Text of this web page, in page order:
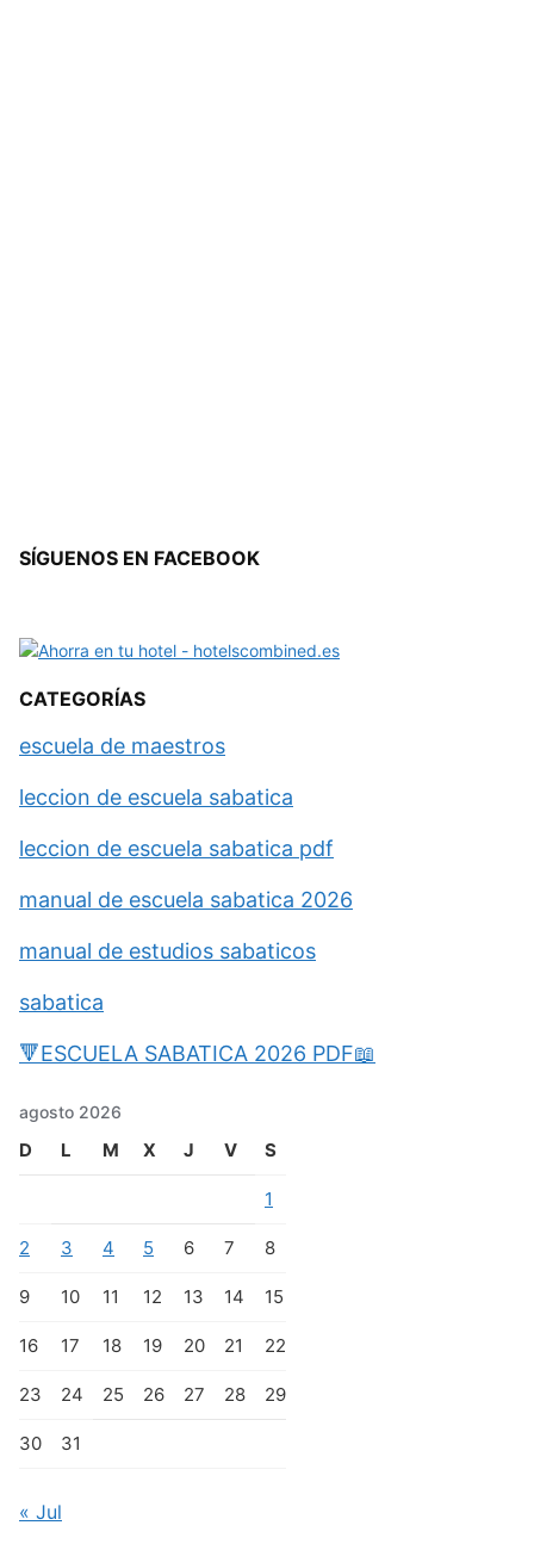
SÍGUENOS EN FACEBOOK
CATEGORÍAS
escuela de maestros
leccion de escuela sabatica
leccion de escuela sabatica pdf
manual de escuela sabatica 2026
manual de estudios sabaticos
sabatica
🔻ESCUELA SABATICA 2026 PDF📖
agosto 2026
D L M X J V S
1
2 3 4 5 6 7 8
9 10 11 12 13 14 15
16 17 18 19 20 21 22
23 24 25 26 27 28 29
30 31
« Jul